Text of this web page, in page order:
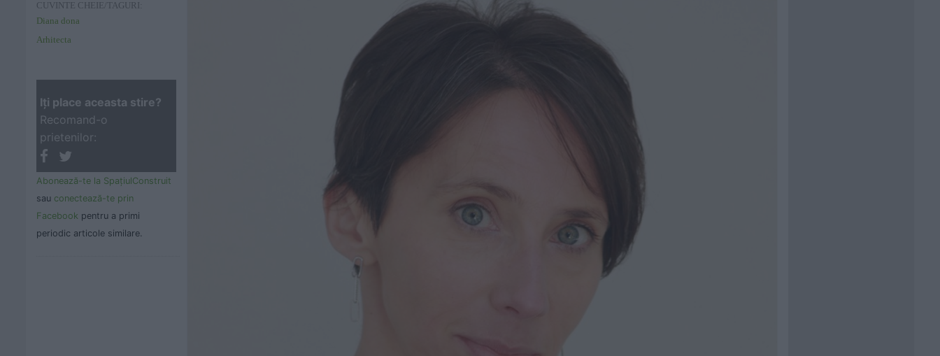
CUVINTE CHEIE/TAGURI:
Diana dona
Arhitecta
Iţi place aceasta stire?
Recomand-o
prietenilor:
Abonează-te la SpaţiulConstruit
sau conectează-te prin
Facebook pentru a primi
periodic articole similare.